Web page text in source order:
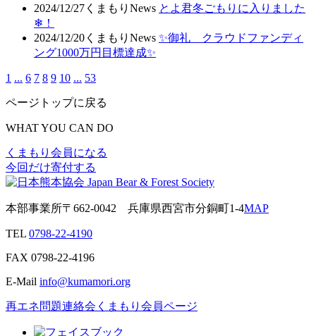
2024/12/27 くまもりNews とよ君冬ごもりに入りました
❄！
2024/12/20 くまもりNews ✨御礼 クラウドファンディ
ング1000万円目標達成✨
1 ... 6 7 8 9 10 ... 53
ページトップに戻る
WHAT YOU CAN DO
くまもり会員になる
今回だけ寄付する
本部事業所〒662-0042 兵庫県西宮市分銅町1-4MAP
TEL 0798-22-4190
FAX 0798-22-4196
E-Mail info@kumamori.org
再エネ問題連絡会 くまもり会員ページ